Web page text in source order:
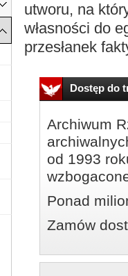
utworu, na
własności do
przesłanek
Dostęp do
Archiwum
od 1993
Ponad
Zamów